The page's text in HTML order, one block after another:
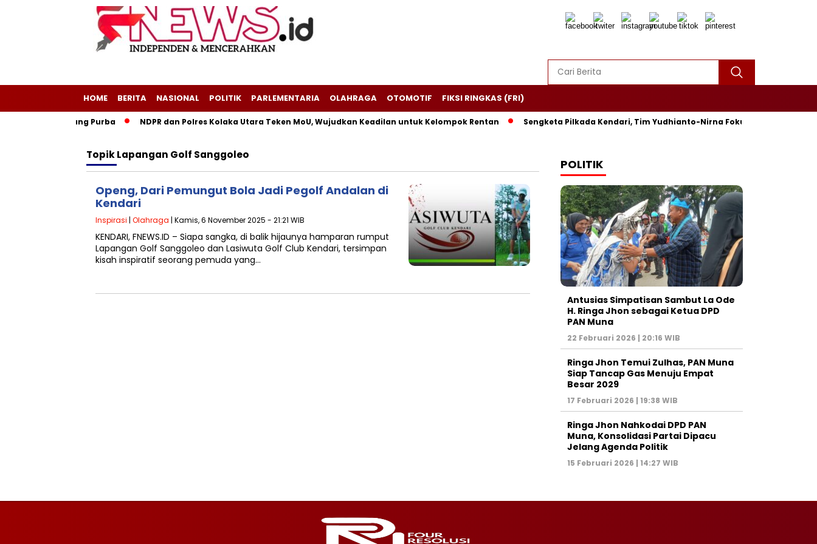
HOME BERITA NASIONAL POLITIK PARLEMENTARIA OLAHRAGA OTOMOTIF FIKSI RINGKAS (FRI)
Layang-Layang Purba NDPR dan Polres Kolaka Utara Teken MoU, Wujudkan Keadilan untuk Kelompok Rentan Sengketa Pilkada Kendari, Tim Yudhianto-Nirna Fokus Siapkan Bukti di
TopikLapangan Golf Sanggoleo
Openg, Dari Pemungut Bola Jadi Pegolf Andalan di
Kendari
Inspirasi | Olahraga | Kamis, 6 November 2025 - 21:21 WIB
KENDARI, FNEWS.ID – Siapa sangka, di balik hijaunya hamparan rumput
Lapangan Golf Sanggoleo dan Lasiwuta Golf Club Kendari, tersimpan
kisah inspiratif seorang pemuda yang…
POLITIK
Antusias Simpatisan Sambut La Ode
H. Ringa Jhon sebagai Ketua DPD
PAN Muna
22 Februari 2026 | 20:16 WIB
Ringa Jhon Temui Zulhas, PAN Muna
Siap Tancap Gas Menuju Empat
Besar 2029
17 Februari 2026 | 19:38 WIB
Ringa Jhon Nahkodai DPD PAN
Muna, Konsolidasi Partai Dipacu
Jelang Agenda Politik
15 Februari 2026 | 14:27 WIB